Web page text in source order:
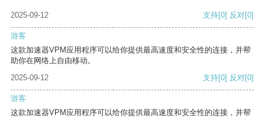
2025-09-12 支持[0] 反对[0]
游客
这款加速器VPM应用程序可以给你提供最高速度和安全性的连接，并帮
助你在网络上自由移动。
2025-09-12
支持[0] 反对[0]
游客
这款加速器VPM应用程序可以给你提供最高速度和安全性的连接，并帮